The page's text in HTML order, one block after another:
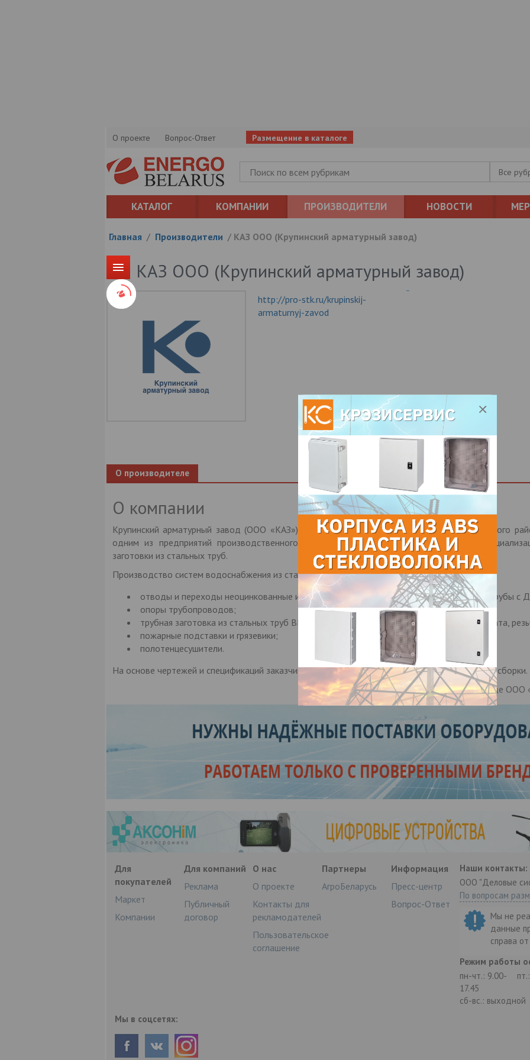
О проекте Вопрос-Ответ Размещение в каталоге
Все
КАТАЛОГ КОМПАНИИ ПРОИЗВОДИТЕЛИ НОВОСТИ
Главная / Производители / КАЗ ООО (Крупинский арматурный завод)
КАЗ ООО (Крупинский арматурный завод)
http://pro-stk.ru/krupinskij-
armaturnyj-zavod
О производителе
О компании
Крупинский арматурный завод (ООО «КАЗ») располагается в д. Крупино Павлово-Посадского
одним из предприятий производственного дивизиона холдинга «Сантехкомплект».
заготовки из стальных труб.
Производство систем водоснабжения из стальных труб
отводы и переходы неоцинкованные и оцинкованные из бесшовной горячекатанной трубы
опоры трубопроводов;
трубная заготовка из стальных труб ВГП неоцинкованных и оцинкованных: сгоны, бочата,
пожарные подставки и грязевики;
полотенцесушители.
На основе чертежей и спецификаций заказчика возможна подготовка водопровода узловой сборки.
Информация о заводе ООО
Для
покупателей
Маркет
Компании
Для компаний
Реклама
Публичный
договор
О нас
О проекте
Контакты для
рекламодателей
Пользовательское
соглашение
Партнеры
АгроБеларусь
Информация
Пресс-центр
Вопрос-Ответ
Наши контакты:
ООО "Деловые
По вопросам
Мы не
данные
справа
Режим работы
пн-чт.: 9.00-
17.45
сб-вс.: выходной
Мы в соцсетях: